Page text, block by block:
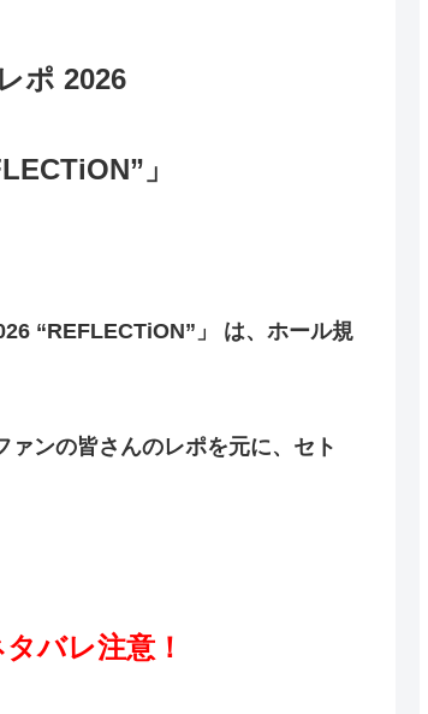
ポ 2026
」
“REFLECTiON”」 は、ホール規
ァンの皆さんのレポを元に、セト
バレ注意！